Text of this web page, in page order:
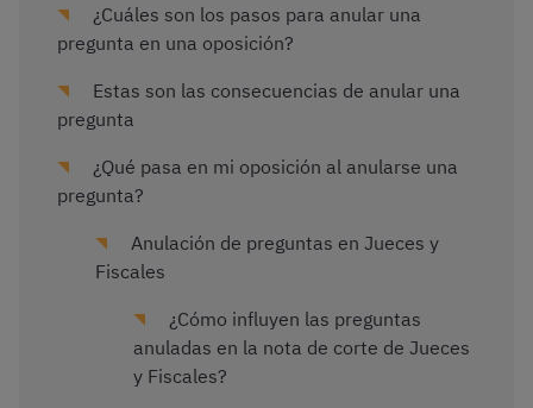
¿Cuáles son los pasos para anular una
pregunta en una oposición?
Estas son las consecuencias de anular una
pregunta
¿Qué pasa en mi oposición al anularse una
pregunta?
Anulación de preguntas en Jueces y
Fiscales
¿Cómo influyen las preguntas
anuladas en la nota de corte de Jueces
y Fiscales?